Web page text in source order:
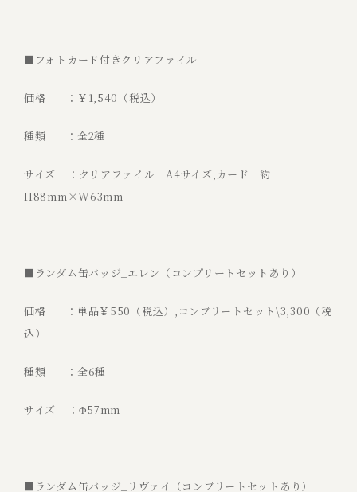
■フォトカード付きクリアファイル
価格 ：￥1,540（税込）
種類 ：全2種
サイズ ：クリアファイル A4サイズ,カード 約
H88mm×W63mm
■ランダム缶バッジ_エレン（コンプリートセットあり）
価格 ：単品￥550（税込）,コンプリートセット\3,300（税
込）
種類 ：全6種
サイズ ：Φ57mm
■ランダム缶バッジ_リヴァイ（コンプリートセットあり）